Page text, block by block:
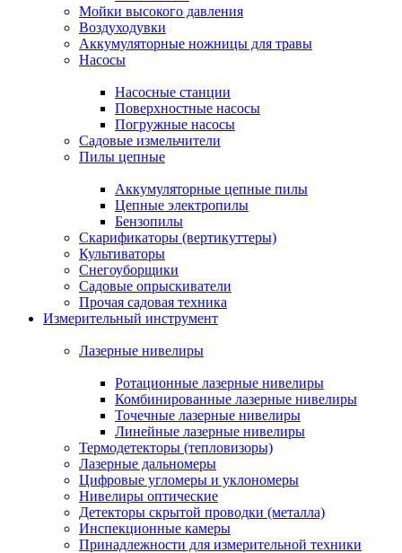
Мойки высокого давления
Воздуходувки
Аккумуляторные ножницы для травы
Насосы
Насосные станции
Поверхностные насосы
Погружные насосы
Садовые измельчители
Пилы цепные
Аккумуляторные цепные пилы
Цепные электропилы
Бензопилы
Скарификаторы (вертикуттеры)
Культиваторы
Снегоуборщики
Садовые опрыскиватели
Прочая садовая техника
Измерительный инструмент
Лазерные нивелиры
Ротационные лазерные нивелиры
Комбинированные лазерные нивелиры
Точечные лазерные нивелиры
Линейные лазерные нивелиры
Термодетекторы (тепловизоры)
Лазерные дальномеры
Цифровые угломеры и уклономеры
Нивелиры оптические
Детекторы скрытой проводки (металла)
Инспекционные камеры
Принадлежности для измерительной техники